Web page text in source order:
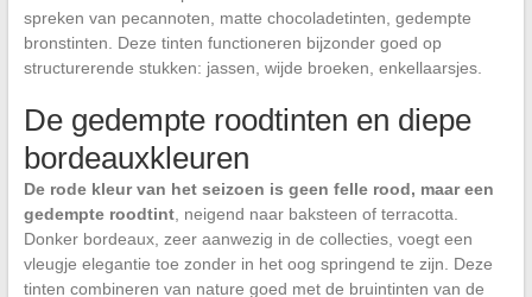
spreken van pecannoten, matte chocoladetinten, gedempte
bronstinten. Deze tinten functioneren bijzonder goed op
structurerende stukken: jassen, wijde broeken, enkellaarsjes.
De gedempte roodtinten en diepe
bordeauxkleuren
De rode kleur van het seizoen is geen felle rood, maar een
gedempte roodtint, neigend naar baksteen of terracotta.
Donker bordeaux, zeer aanwezig in de collecties, voegt een
vleugje elegantie toe zonder in het oog springend te zijn. Deze
tinten combineren van nature goed met de bruintinten van de